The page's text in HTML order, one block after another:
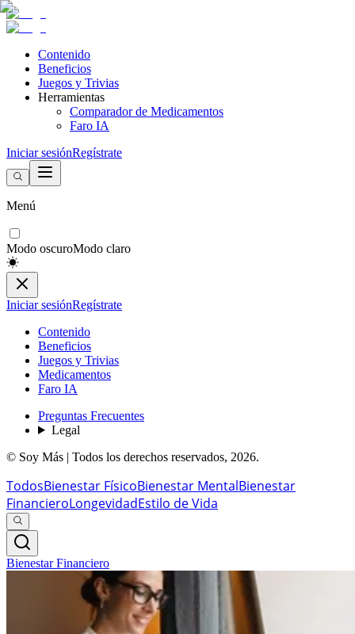
Contenido
Beneficios
Juegos y Trivias
Herramientas
Comparador de Medicamentos
Faro IA
Iniciar sesiónRegístrate
Menú
Modo oscuroModo claro
Iniciar sesiónRegístrate
Contenido
Beneficios
Juegos y Trivias
Medicamentos
Faro IA
Preguntas Frecuentes
Legal
© Soy Más | Todos los derechos reservados, 2026.
TodosBienestar FísicoBienestar MentalBienestar
FinancieroLongevidadEstilo de Vida
Bienestar Financiero